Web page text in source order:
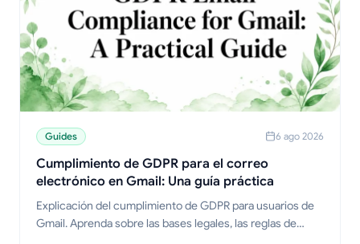
Guides 6 ago 2026
Cumplimiento de GDPR para el correo
electrónico en Gmail: Una guía práctica
Explicación del cumplimiento de GDPR para usuarios de
Gmail. Aprenda sobre las bases legales, las reglas de